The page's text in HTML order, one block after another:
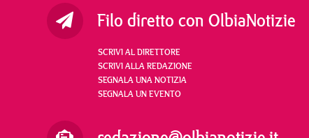
Filo diretto con OlbiaNotizie
SCRIVI AL DIRETTORE
SCRIVI ALLA REDAZIONE
SEGNALA UNA NOTIZIA
SEGNALA UN EVENTO